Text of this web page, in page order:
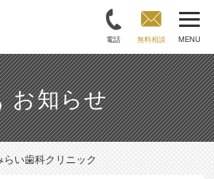
電話 無料相談 MENU
お知らせ
らい歯科クリニック